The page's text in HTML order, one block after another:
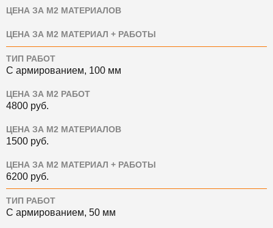
ЦЕНА ЗА М2 МАТЕРИАЛОВ
ЦЕНА ЗА М2 МАТЕРИАЛ + РАБОТЫ
ТИП РАБОТ
С армированием, 100 мм
ЦЕНА ЗА М2 РАБОТ
4800 руб.
ЦЕНА ЗА М2 МАТЕРИАЛОВ
1500 руб.
ЦЕНА ЗА М2 МАТЕРИАЛ + РАБОТЫ
6200 руб.
ТИП РАБОТ
С армированием, 50 мм